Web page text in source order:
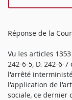
Réponse de la Cour
Vu les articles
242-6-5, D. 242-6-
l'arrêté
l'application de
sociale, ce dernier